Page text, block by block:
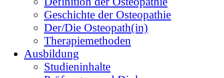
Geschichte der Osteopathie
Der/Die Osteopath(in)
Therapiemethoden
Ausbildung
Studieninhalte